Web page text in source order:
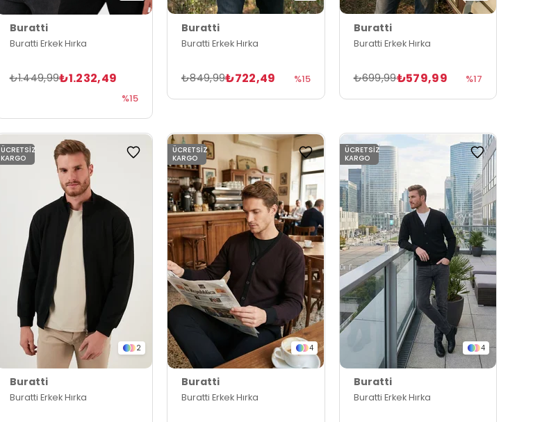
Buratti
Buratti Erkek Hırka
₺1.232,49
₺1.449,99
%15
Buratti
Buratti Erkek Hırka
₺722,49
₺849,99 %15
Buratti
Buratti Erkek Hırka
₺579,99
₺699,99 %17
2
Buratti
Buratti Erkek Hırka
ÜCRETSIZ
KARGO
4
Buratti
Buratti Erkek Hırka
ÜCRETSIZ
KARGO
4
Buratti
Buratti Erkek Hırka
ÜCRETSIZ
KARGO